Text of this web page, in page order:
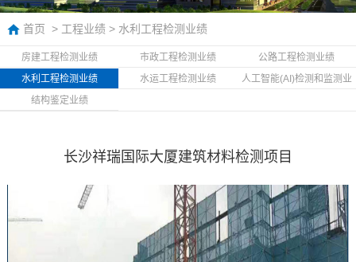
首页 > 工程业绩> 水利工程检测业绩
房建工程检测业绩 市政工程检测业绩
公路工程检测业绩
水利工程检测业绩
水运工程检测业绩
人工智能(AI)检测和监测业
结构鉴定业绩
长沙祥瑞国际大厦建筑材料检测项目